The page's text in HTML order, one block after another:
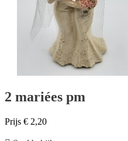
2 mariées pm
Prijs € 2,20